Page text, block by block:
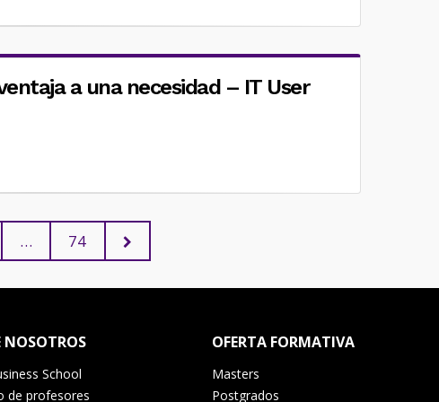
a una necesidad – IT User
Paginación
de
entradas
… PAGE
74
NEXT
PAGE
NOSOTROS
School
de profesores
OFERTA FORMATIVA
Masters
Postgrados